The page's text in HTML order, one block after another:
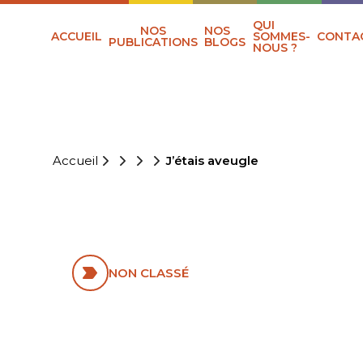
ACCUEIL NOS
PUBLICATIONS
NOS
BLOGS
QUI
SOMMES-
NOUS ?
Accueil J’étais aveugle
NON CLASSÉ